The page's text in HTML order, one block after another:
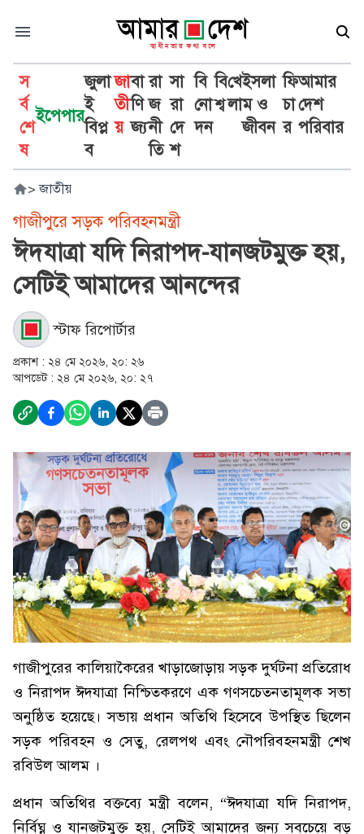
স
র্ব
শে
ষ
ইপেপার
জুলা
ই
বিপ্ল
ব
জা
তী
য়
বা
ণি
জ্য
রা
জ
নী
তি
সা
রা
দে
শ
বি
নো
দন
বি
শ্ব
খে
লা
ইসলা
ম ও
জীবন
ফি
চা
র
আমার
দেশ
পরিবার
> জাতীয়
গাজীপুরে সড়ক পরিবহনমন্ত্রী
ঈদযাত্রা যদি নিরাপদ-যানজটমুক্ত হয়,
সেটিই আমাদের আনন্দের
স্টাফ রিপোর্টার
প্রকাশ : ২৪ মে ২০২৬, ২০: ২৬
আপডেট : ২৪ মে ২০২৬, ২০: ২৭
গাজীপুরের কালিয়াকৈরের খাড়াজোড়ায় সড়ক দুর্ঘটনা প্রতিরোধ
ও নিরাপদ ঈদযাত্রা নিশ্চিতকরণে এক গণসচেতনতামূলক সভা
অনুষ্ঠিত হয়েছে। সভায় প্রধান অতিথি হিসেবে উপস্থিত ছিলেন
সড়ক পরিবহন ও সেতু, রেলপথ এবং নৌপরিবহনমন্ত্রী শেখ
রবিউল আলম ।
প্রধান অতিথির বক্তব্যে মন্ত্রী বলেন, “ঈদযাত্রা যদি নিরাপদ,
নির্বিঘ্ন ও যানজটমুক্ত হয়, সেটিই আমাদের জন্য সবচেয়ে বড়